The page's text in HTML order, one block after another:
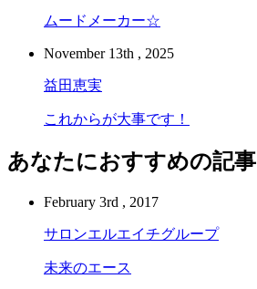
ムードメーカー☆
November 13th , 2025
益田恵実
これからが大事です！
あなたにおすすめの記事
February 3rd , 2017
サロンエルエイチグループ
未来のエース